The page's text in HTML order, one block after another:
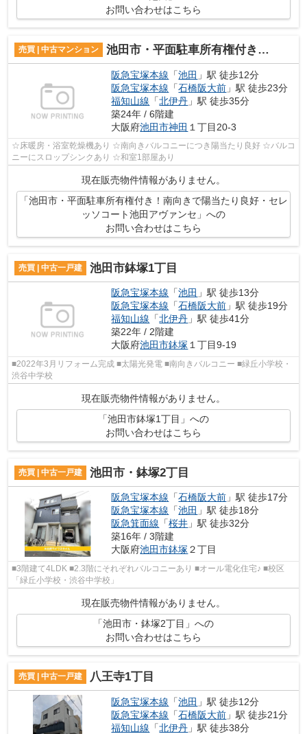
お問い合わせはこちら
売買 | 中古マンション 池田市・平面駐車所有権付き！南向きで陽当たり良好・セレッソコート池田アヴァンセ
阪急宝塚本線 「池田 」駅 徒歩12分
阪急宝塚本線 「石橋阪大前 」駅 徒歩23分
福知山線 「北伊丹 」駅 徒歩35分
築24年 / 6階建
大阪府池田市神田 １丁目20-3
☆床暖房・浴室乾燥機あり ☆南向きバルコニーにつき陽当たり良好 ☆バルコ
ニーにスロップシンクあり ☆和室1部屋あり
現在販売物件情報がありません。
「池田市・平面駐車所有権付き！南向きで陽当たり良好・セレ
ッソコート池田アヴァンセ」への
お問い合わせはこちら
売買 | 中古一戸建 池田市鉢塚1丁目
阪急宝塚本線 「池田 」駅 徒歩13分
阪急宝塚本線 「石橋阪大前 」駅 徒歩19分
福知山線 「北伊丹 」駅 徒歩41分
築22年 / 2階建
大阪府池田市鉢塚１丁目9-19
■2022年3月リフォーム完成 ■太陽光発電 ■南向きバルコニー ■緑丘小学校・
渋谷中学校
現在販売物件情報がありません。
「池田市鉢塚1丁目」への
お問い合わせはこちら
売買 | 中古一戸建 池田市・鉢塚2丁目
阪急宝塚本線 「石橋阪大前 」駅 徒歩17分
阪急宝塚本線 「池田 」駅 徒歩18分
阪急箕面線 「桜井 」駅 徒歩32分
築16年 / 3階建
大阪府池田市鉢塚 ２丁目
■3階建て4LDK ■2.3階にそれぞれバルコニーあり ■オール電化住宅♪ ■校区
「緑丘小学校・渋谷中学校」
現在販売物件情報がありません。
「池田市・鉢塚2丁目」への
お問い合わせはこちら
売買 | 中古一戸建 八王寺1丁目
阪急宝塚本線 「池田 」駅 徒歩12分
阪急宝塚本線 「石橋阪大前 」駅 徒歩21分
福知山線 「北伊丹 」駅 徒歩38分